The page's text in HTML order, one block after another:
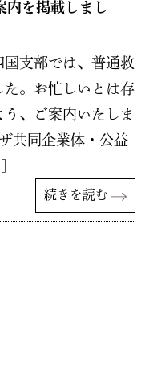
を掲載しまし
支部では、普通救
。お忙しいとは存
、ご案内いたしま
共同企業体・公益
続きを読む